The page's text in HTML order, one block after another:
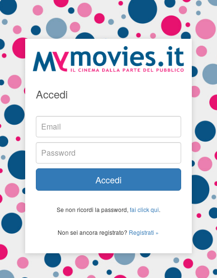
Accedi
Accedi
Se non ricordi la password, fai click qui.
Non sei ancora registrato? Registrati »